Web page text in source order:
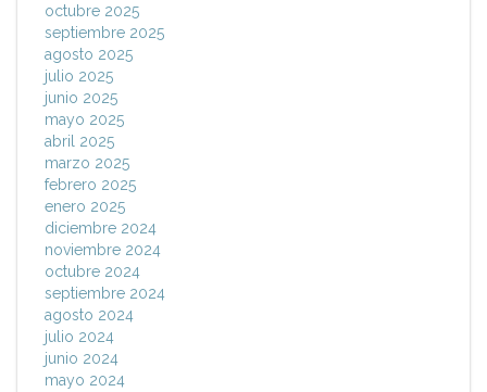
octubre 2025
septiembre 2025
agosto 2025
julio 2025
junio 2025
mayo 2025
abril 2025
marzo 2025
febrero 2025
enero 2025
diciembre 2024
noviembre 2024
octubre 2024
septiembre 2024
agosto 2024
julio 2024
junio 2024
mayo 2024